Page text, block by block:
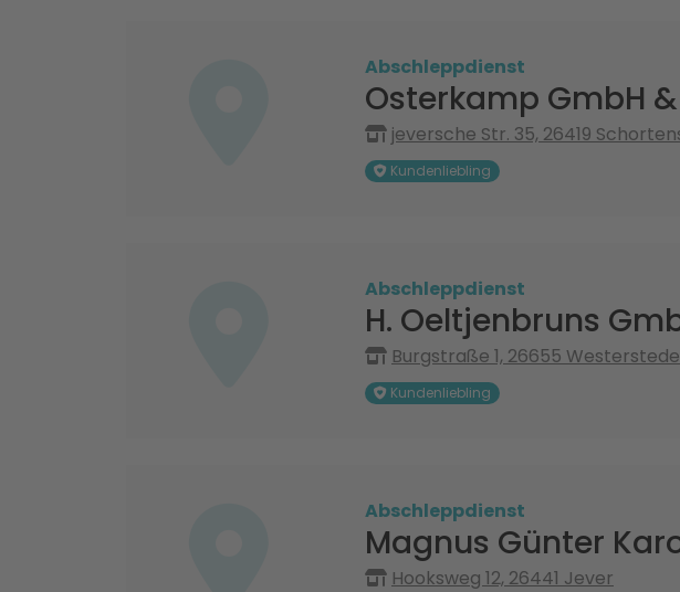
Abschleppdienst
Osterkamp GmbH &
jeversche Str. 35, 26419
Kundenliebling
Abschleppdienst
H. Oeltjenbruns
Burgstraße 1, 26655 Westerstede
Kundenliebling
Abschleppdienst
Magnus Günter
Hooksweg 12, 26441 Jever